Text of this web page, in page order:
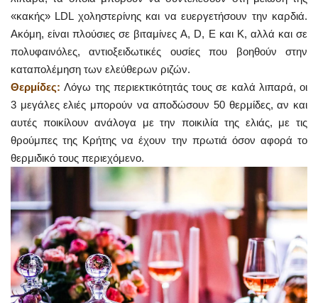
«κακής» LDL χοληστερίνης και να ευεργετήσουν την καρδιά.
Ακόμη, είναι πλούσιες σε βιταμίνες A, D, E και Κ, αλλά και σε
πολυφαινόλες, αντιοξειδωτικές ουσίες που βοηθούν στην
καταπολέμηση των ελεύθερων ριζών.
Θερμίδες: Λόγω της περιεκτικότητάς τους σε καλά λιπαρά, οι
3 μεγάλες ελιές μπορούν να αποδώσουν 50 θερμίδες, αν και
αυτές ποικίλουν ανάλογα με την ποικιλία της ελιάς, με τις
θρούμπες της Κρήτης να έχουν την πρωτιά όσον αφορά το
θερμιδικό τους περιεχόμενο.